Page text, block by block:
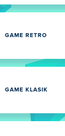
GAME RETRO
GAME KLASIK